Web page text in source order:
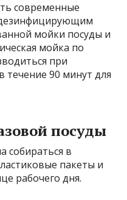
современные
мойки посуды и
мойка по
при
течение 90 минут для
посуды
собираться в
пакеты и
рабочего дня.